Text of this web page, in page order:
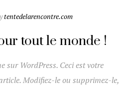
tentedelarencontre.com
tout le monde !
sur WordPress. Ceci est votre
Modifiez-le ou supprimez-le,